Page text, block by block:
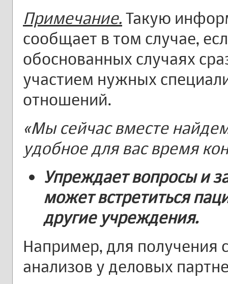
Примечание. Такую
сообщает в том случае,
обоснованных случаях
участием нужных
отношений.
«Мы сейчас вместе
удобное для вас время
Упреждает вопросы и
может встретиться
другие учреждения.
Например, для получения
анализов у деловых